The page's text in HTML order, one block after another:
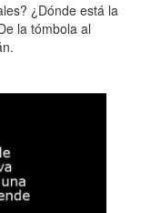
¿Dónde está la
la tómbola al